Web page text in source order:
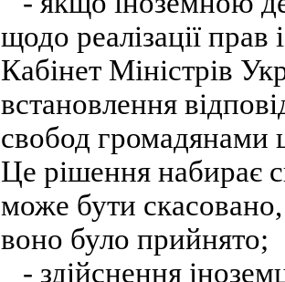
щодо реалізації
Кабінет Міністрів
встановлення
свобод громадянами
Це рішення набирає
може бути
воно було прийнято;
- здійснення